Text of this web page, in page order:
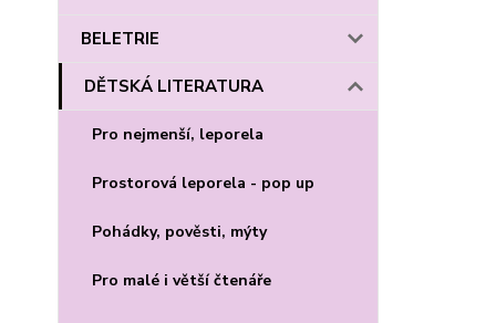
BELETRIE
DĚTSKÁ LITERATURA
Pro nejmenší, leporela
Prostorová leporela - pop up
Pohádky, pověsti, mýty
Pro malé i větší čtenáře